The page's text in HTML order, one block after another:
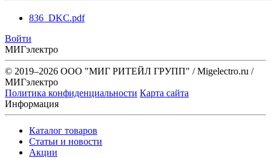
836_DKC.pdf
Войти
МИГэлектро
© 2019–2026 ООО "МИГ РИТЕЙЛ ГРУПП" / Migelectro.ru /
МИГэлектро
Политика конфиденциальности Карта сайта
Информация
Каталог товаров
Статьи и новости
Акции